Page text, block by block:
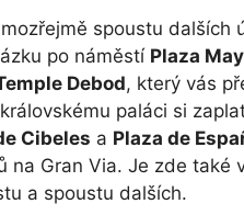
spoustu dalších
po náměstí Plaza
Debod, který vás
paláci si
Cibeles a Plaza de
na Gran Via. Je zde
a spoustu dalších.